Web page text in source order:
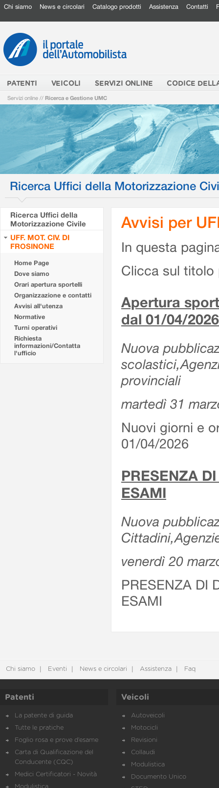
Chi siamo News e circolari Catalogo prodotti Assistenza Contatti
PATENTI VEICOLI SERVIZI ONLINE CODICE
Servizi online // Ricerca e Gestione UMC
Ricerca Uffici della Motorizzazione
Ricerca Uffici della
Motorizzazione Civile
UFF. MOT. CIV. DI
FROSINONE
Home Page
Dove siamo
Orari apertura sportelli
Organizzazione e contatti
Avvisi all'utenza
Normative
Turni operativi
Richiesta
informazioni/Contatta
l'ufficio
Avvisi per
In questa
Clicca sul titolo
Apertura
dal 01/04/2026
Nuova
provinciali
martedì 31
Nuovi giorni e
01/04/2026
PRESENZA
ESAMI
Nuova
venerdì 20
PRESENZA DI
ESAMI
Chi siamo Eventi News e circolari Assistenza Faq
Patenti
La patente di guida
Tutte le pratiche
Foglio rosa e prove d’esame
Carta di Qualificazione del
Conducente (CQC)
Medici Certificatori - Novità
Modulistica
Veicoli
Autoveicoli
Motocicli
Revisioni
Collaudi
Modulistica
Documento Unico